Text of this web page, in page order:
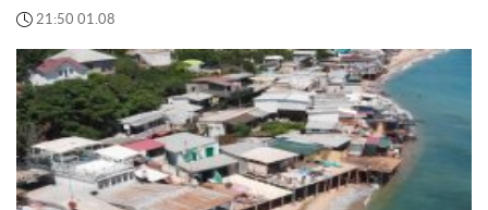
21:50 01.08